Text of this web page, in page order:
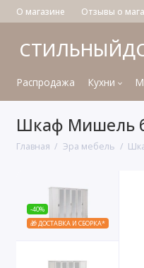
О магазине Отзывы о
Распродажа Кухни
Шкаф Мишель
Главная Эра мебель
-40%
🎁 ДОСТАВКА И СБОРКА*